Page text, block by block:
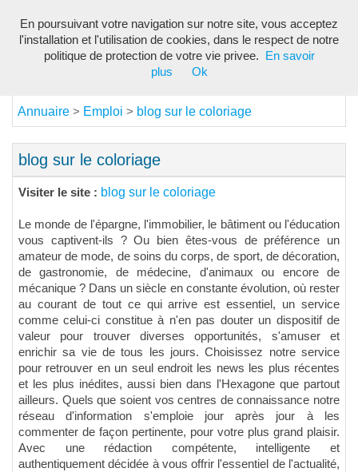
Annuaire > Emploi > blog sur le coloriage
blog sur le coloriage
Visiter le site : blog sur le coloriage
Le monde de l'épargne, l'immobilier, le bâtiment ou l'éducation
vous captivent-ils ? Ou bien êtes-vous de préférence un
amateur de mode, de soins du corps, de sport, de décoration,
de gastronomie, de médecine, d'animaux ou encore de
mécanique ? Dans un siècle en constante évolution, où rester
au courant de tout ce qui arrive est essentiel, un service
comme celui-ci constitue à n'en pas douter un dispositif de
valeur pour trouver diverses opportunités, s'amuser et
enrichir sa vie de tous les jours. Choisissez notre service
pour retrouver en un seul endroit les news les plus récentes
et les plus inédites, aussi bien dans l'Hexagone que partout
ailleurs. Quels que soient vos centres de connaissance notre
réseau d'information s'emploie jour après jour à les
commenter de façon pertinente, pour votre plus grand plaisir.
Avec une rédaction compétente, intelligente et
authentiquement décidée à vous offrir l'essentiel de l'actualité,
En poursuivant votre navigation sur notre site, vous acceptez
l'installation et l'utilisation de cookies, dans le respect de notre
politique de protection de votre vie privee.
En savoir
plus
Ok